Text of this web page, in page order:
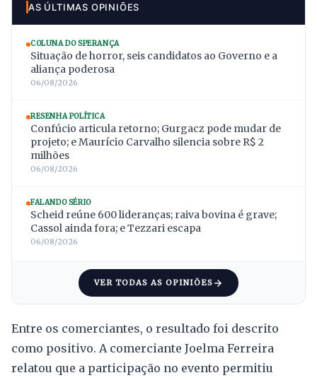
AS ÚLTIMAS OPINIÕES
COLUNA DO SPERANÇA
Situação de horror, seis candidatos ao Governo e a
aliança poderosa
06/08/2026
RESENHA POLÍTICA
Confúcio articula retorno; Gurgacz pode mudar de
projeto; e Maurício Carvalho silencia sobre R$ 2
milhões
06/08/2026
FALANDO SÉRIO
Scheid reúne 600 lideranças; raiva bovina é grave;
Cassol ainda fora; e Tezzari escapa
06/08/2026
VER TODAS AS OPINIÕES
Entre os comerciantes, o resultado foi descrito
como positivo. A comerciante Joelma Ferreira
relatou que a participação no evento permitiu